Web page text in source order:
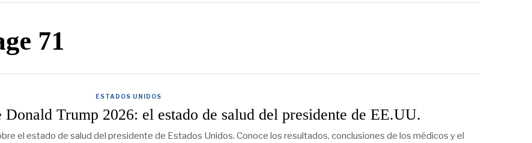
71
ESTADOS UNIDOS
Trump 2026: el estado de salud del presidente de EE.UU.
el estado de salud del presidente de Estados Unidos. Conoce los resultados, conclusiones de los médicos y el